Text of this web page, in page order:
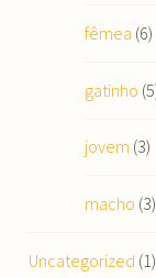
fêmea (6)
gatinho
jovem (3)
macho (3)
Uncategorized (1)